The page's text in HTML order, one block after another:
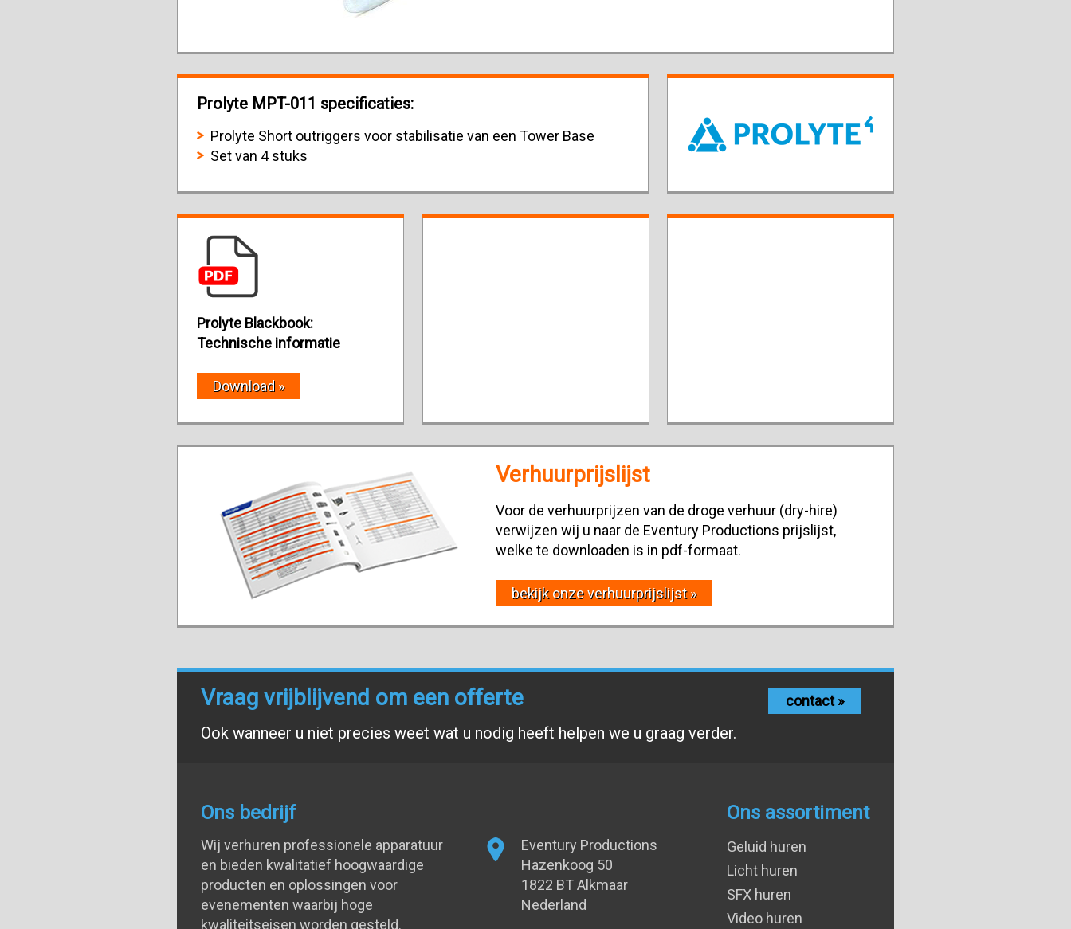
Prolyte MPT-011 specificaties:
Prolyte Short outriggers voor stabilisatie van een Tower Base
Set van 4 stuks
Prolyte Blackbook:
Technische informatie
Download »
Verhuurprijslijst
Voor de verhuurprijzen van de droge verhuur (dry-hire)
verwijzen wij u naar de Eventury Productions prijslijst,
welke te downloaden is in pdf-formaat.
bekijk onze verhuurprijslijst »
Vraag vrijblijvend om een offerte
Ook wanneer u niet precies weet wat u nodig heeft helpen we u graag verder.
contact »
Ons bedrijf
Wij verhuren professionele apparatuur
en bieden kwalitatief hoogwaardige
producten en oplossingen voor
evenementen waarbij hoge
kwaliteitseisen worden gesteld.
Eventury Productions
Hazenkoog 50
1822 BT Alkmaar
Nederland
Ons assortiment
Geluid huren
Licht huren
SFX huren
Video huren